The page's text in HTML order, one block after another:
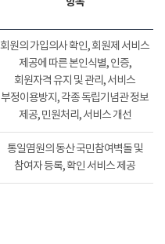
회원의 가입의사 확인, 회원제 서비스
제공에 따른 본인식별, 인증,
회원자격 유지 및 관리, 서비스
부정이용방지, 각종 독립기념관 정보
제공, 민원처리, 서비스 개선
통일염원의 동산 국민참여벽돌 및
참여자 등록, 확인 서비스 제공